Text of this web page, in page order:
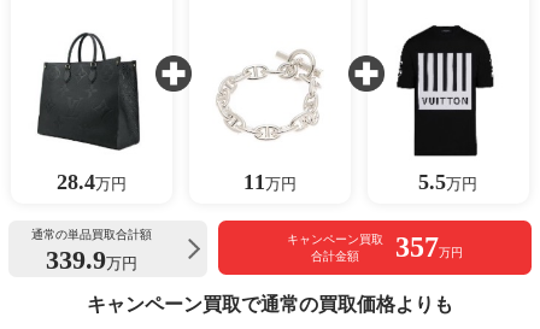
28.4万円 11 万円 5.5万円
通常の単品買取合計額
339.9万円
キャンペーン買取
合計金額
357万円
キャンペーン買取で通常の買取価格よりも